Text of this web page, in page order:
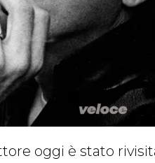
oggi è stato